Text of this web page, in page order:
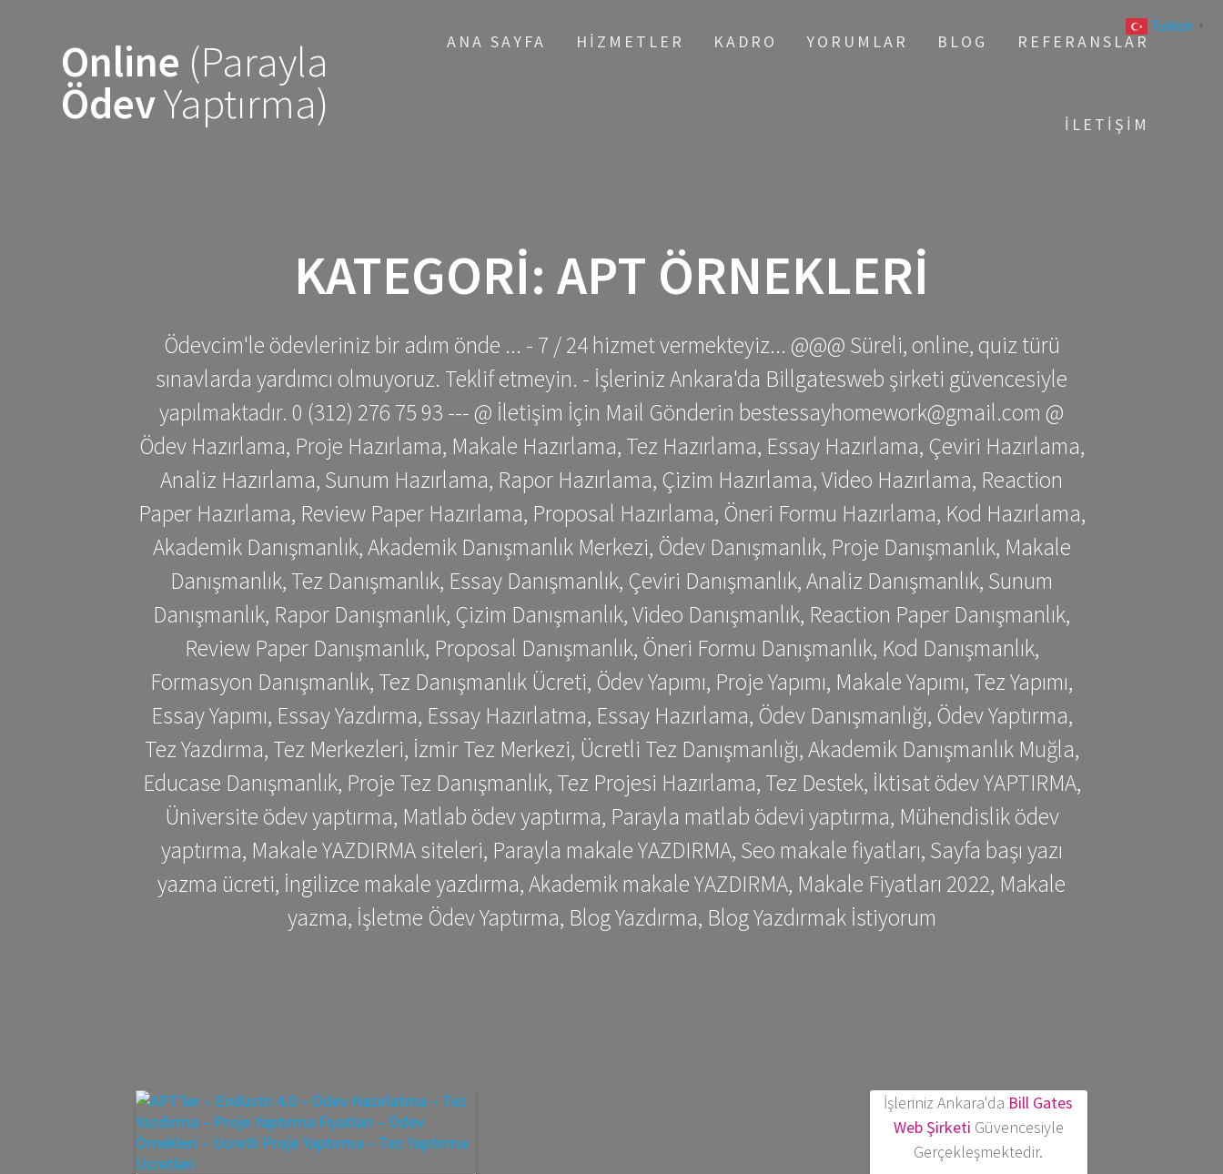
Online (Parayla
ÖdevYaptırma)
ANA SAYFA HIZMETLER KADRO YORUMLAR BLOG REFERANSLAR
İLETIŞIM
KATEGORI: APT ÖRNEKLERI
Ödevcim'le ödevleriniz bir adım önde ... - 7 / 24 hizmet vermekteyiz... @@@ Süreli, online, quiz türü
sınavlarda yardımcı olmuyoruz. Teklif etmeyin. - İşleriniz Ankara'da Billgatesweb şirketi güvencesiyle
yapılmaktadır. 0 (312) 276 75 93 --- @ İletişim İçin Mail Gönderin bestessayhomework@gmail.com @
Ödev Hazırlama, Proje Hazırlama, Makale Hazırlama, Tez Hazırlama, Essay Hazırlama, Çeviri Hazırlama,
Analiz Hazırlama, Sunum Hazırlama, Rapor Hazırlama, Çizim Hazırlama, Video Hazırlama, Reaction
Paper Hazırlama, Review Paper Hazırlama, Proposal Hazırlama, Öneri Formu Hazırlama, Kod Hazırlama,
Akademik Danışmanlık, Akademik Danışmanlık Merkezi, Ödev Danışmanlık, Proje Danışmanlık, Makale
Danışmanlık, Tez Danışmanlık, Essay Danışmanlık, Çeviri Danışmanlık, Analiz Danışmanlık, Sunum
Danışmanlık, Rapor Danışmanlık, Çizim Danışmanlık, Video Danışmanlık, Reaction Paper Danışmanlık,
Review Paper Danışmanlık, Proposal Danışmanlık, Öneri Formu Danışmanlık, Kod Danışmanlık,
Formasyon Danışmanlık, Tez Danışmanlık Ücreti, Ödev Yapımı, Proje Yapımı, Makale Yapımı, Tez Yapımı,
Essay Yapımı, Essay Yazdırma, Essay Hazırlatma, Essay Hazırlama, Ödev Danışmanlığı, Ödev Yaptırma,
Tez Yazdırma, Tez Merkezleri, İzmir Tez Merkezi, Ücretli Tez Danışmanlığı, Akademik Danışmanlık Muğla,
Educase Danışmanlık, Proje Tez Danışmanlık, Tez Projesi Hazırlama, Tez Destek, İktisat ödev YAPTIRMA,
Üniversite ödev yaptırma, Matlab ödev yaptırma, Parayla matlab ödevi yaptırma, Mühendislik ödev
yaptırma, Makale YAZDIRMA siteleri, Parayla makale YAZDIRMA, Seo makale fiyatları, Sayfa başı yazı
yazma ücreti, İngilizce makale yazdırma, Akademik makale YAZDIRMA, Makale Fiyatları 2022, Makale
yazma, İşletme Ödev Yaptırma, Blog Yazdırma, Blog Yazdırmak İstiyorum
İşleriniz Ankara'da Bill Gates
Web Şirketi Güvencesiyle
Gerçekleşmektedir.
Turkish ▼